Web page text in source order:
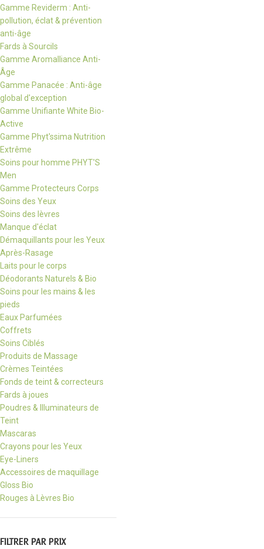
Gamme Reviderm : Anti-
pollution, éclat & prévention
anti-âge
Fards à Sourcils
Gamme Aromalliance Anti-
Âge
Gamme Panacée : Anti-âge
global d'exception
Gamme Unifiante White Bio-
Active
Gamme Phyt'ssima Nutrition
Extrême
Soins pour homme PHYT'S
Men
Gamme Protecteurs Corps
Soins des Yeux
Soins des lèvres
Manque d'éclat
Démaquillants pour les Yeux
Après-Rasage
Laits pour le corps
Déodorants Naturels & Bio
Soins pour les mains & les
pieds
Eaux Parfumées
Coffrets
Soins Ciblés
Produits de Massage
Crèmes Teintées
Fonds de teint & correcteurs
Fards à joues
Poudres & Illuminateurs de
Teint
Mascaras
Crayons pour les Yeux
Eye-Liners
Accessoires de maquillage
Gloss Bio
Rouges à Lèvres Bio
FILTRER PAR PRIX